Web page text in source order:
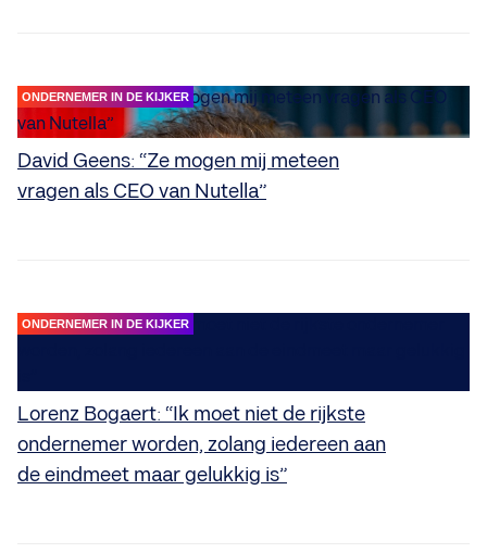
ONDERNEMER IN DE KIJKER
David Geens: “Ze mogen mij meteen
vragen als CEO van Nutella”
ONDERNEMER IN DE KIJKER
Lorenz Bogaert: “Ik moet niet de rijkste
ondernemer worden, zolang iedereen aan
de eindmeet maar gelukkig is”